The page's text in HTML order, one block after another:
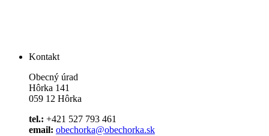
Kontakt
Obecný úrad
Hôrka 141
059 12 Hôrka
tel.: +421 527 793 461
email: obechorka@obechorka.sk